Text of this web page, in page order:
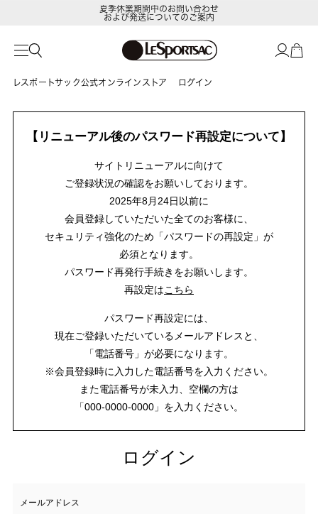
夏季休業期間中のお問い合わせ
および発送についてのご案内
レスポートサック公式オンラインストア ログイン
【リニューアル後のパスワード再設定について】
サイトリニューアルに向けて
ご登録状況の確認をお願いしております。
2025年8月24日以前に
会員登録していただいた全てのお客様に、
セキュリティ強化のため「パスワードの再設定」が
必須となります。
パスワード再発行手続きをお願いします。
再設定はこちら
パスワード再設定には、
現在ご登録いただいているメールアドレスと、
「電話番号」が必要になります。
※会員登録時に入力した電話番号を入力ください。
また電話番号が未入力、空欄の方は
「000-0000-0000」を入力ください。
ログイン
メールアドレス